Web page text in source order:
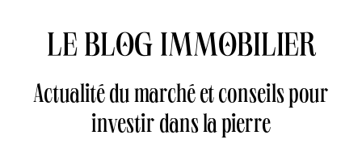
Le blog immobilier
Actualité du marché et conseils pour
investir dans la pierre